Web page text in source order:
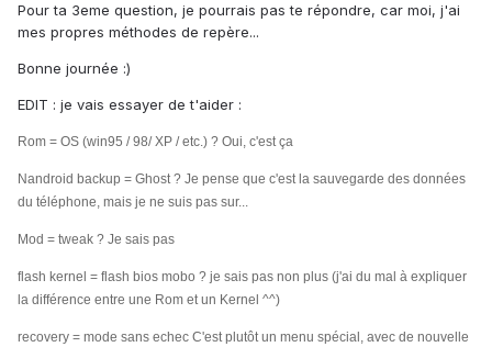
Pour ta 3eme question, je pourrais pas te répondre, car moi, j'ai
mes propres méthodes de repère...
Bonne journée :)
EDIT : je vais essayer de t'aider :
Rom = OS (win95 / 98/ XP / etc.) ? Oui, c'est ça
Nandroid backup = Ghost ? Je pense que c'est la sauvegarde des données
du téléphone, mais je ne suis pas sur...
Mod = tweak ? Je sais pas
flash kernel = flash bios mobo ? je sais pas non plus (j'ai du mal à expliquer
la différence entre une Rom et un Kernel ^^)
recovery = mode sans echec C'est plutôt un menu spécial, avec de nouvelle